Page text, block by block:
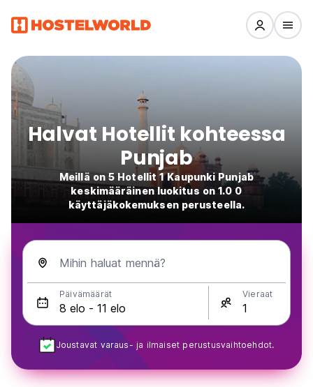
Halvat Hotellit kohteessa
Punjab
Meillä on 5 Hotellit 1 Kaupunki Punjab
keskimääräinen luokitus on 1.0 0
käyttäjäkokemuksen perusteella.
Mihin haluat mennä?
Päivämäärät Vieraat
Joustavat varaus- ja ilmaiset perustusvaihtoehdot.